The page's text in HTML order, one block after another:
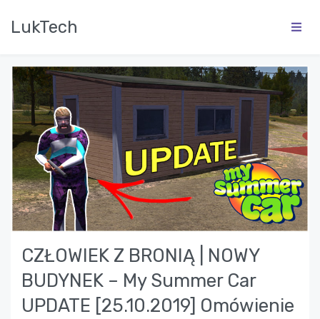
LukTech
CZŁOWIEK Z BRONIĄ | NOWY
BUDYNEK – My Summer Car
UPDATE [25.10.2019] Omówienie